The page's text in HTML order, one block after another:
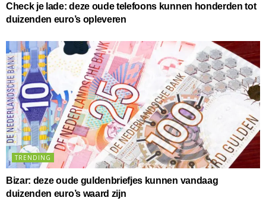
Check je lade: deze oude telefoons kunnen honderden tot
duizenden euro’s opleveren
TRENDING
Bizar: deze oude guldenbriefjes kunnen vandaag
duizenden euro’s waard zijn